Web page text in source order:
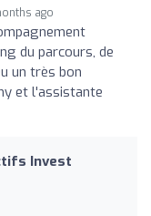
ago
du parcours, de
un très bon
et l'assistante
Invest